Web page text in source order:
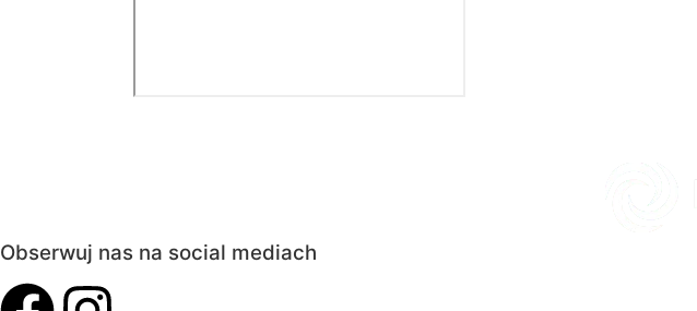
Obserwuj nas na social mediach